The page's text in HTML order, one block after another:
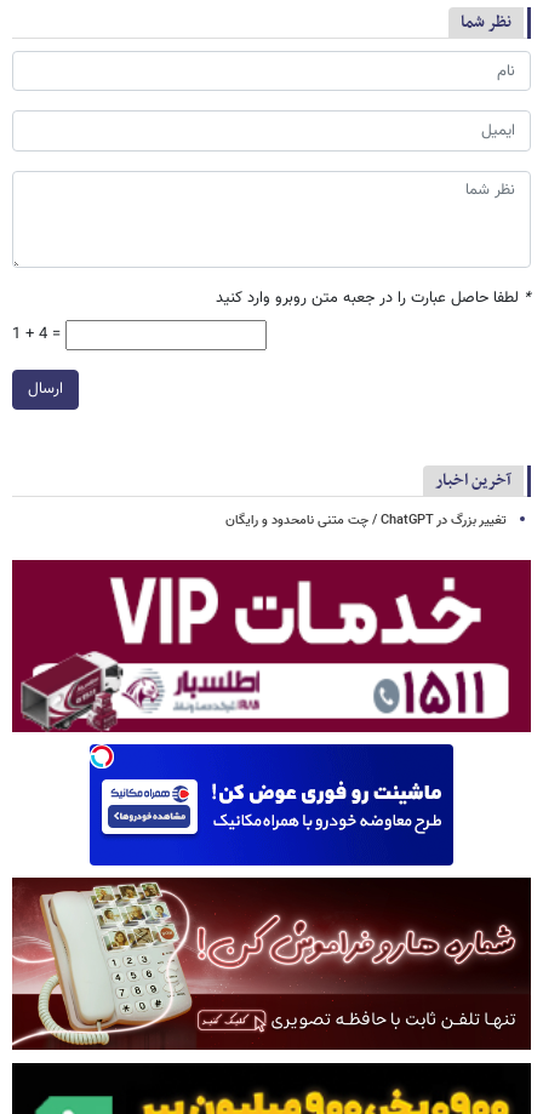
نظر شما
* لطفا حاصل عبارت را در جعبه متن روبرو وارد کنید
1 + 4 =
ارسال
آخرین اخبار
تغییر بزرگ در ChatGPT / چت متنی نامحدود و رایگان